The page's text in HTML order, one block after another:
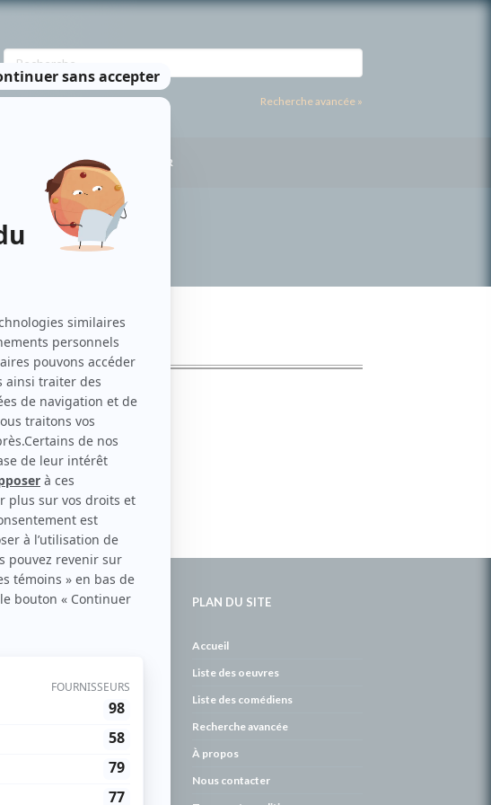
Recherche avancée »
NOUS CONTACTER
de
PLAN DU SITE
Accueil
Liste des oeuvres
Liste des comédiens
Recherche avancée
À propos
Nous contacter